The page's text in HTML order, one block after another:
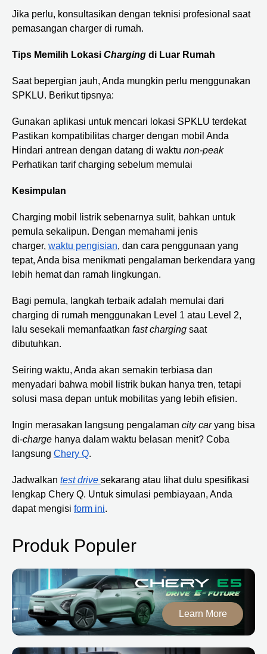
Jika perlu, konsultasikan dengan teknisi profesional saat
pemasangan charger di rumah.
Tips Memilih Lokasi Charging di Luar Rumah
Saat bepergian jauh, Anda mungkin perlu menggunakan
SPKLU. Berikut tipsnya:
Gunakan aplikasi untuk mencari lokasi SPKLU terdekat
Pastikan kompatibilitas charger dengan mobil Anda
Hindari antrean dengan datang di waktu non-peak
Perhatikan tarif charging sebelum memulai
Kesimpulan
Charging mobil listrik sebenarnya sulit, bahkan untuk
pemula sekalipun. Dengan memahami jenis
charger, waktu pengisian, dan cara penggunaan yang
tepat, Anda bisa menikmati pengalaman berkendara yang
lebih hemat dan ramah lingkungan.
Bagi pemula, langkah terbaik adalah memulai dari
charging di rumah menggunakan Level 1 atau Level 2,
lalu sesekali memanfaatkan fast charging saat
dibutuhkan.
Seiring waktu, Anda akan semakin terbiasa dan
menyadari bahwa mobil listrik bukan hanya tren, tetapi
solusi masa depan untuk mobilitas yang lebih efisien.
Ingin merasakan langsung pengalaman city caryang bisa
di-charge hanya dalam waktu belasan menit? Coba
langsung Chery Q.
Jadwalkan test drive sekarang atau lihat dulu spesifikasi
lengkap Chery Q. Untuk simulasi pembiayaan, Anda
dapat mengisi form ini.
Produk Populer
Learn More